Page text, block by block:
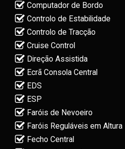
Computador de Bordo
Controlo de Estabilidade
Controlo de Tracção
Cruise Control
Direção Assistida
Ecrã Consola Central
EDS
ESP
Faróis de Nevoeiro
Faróis Reguláveis em Altura
Fecho Central